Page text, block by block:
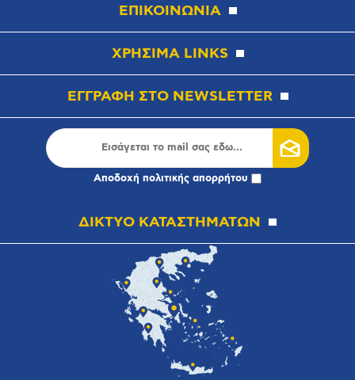
ΕΠΙΚΟΙΝΩΝΙΑ
ΧΡΗΣΙΜΑ LINKS
ΕΓΓΡΑΦΗ ΣΤΟ NEWSLETTER
Αποδοχή πολιτικής απορρήτου
ΔΙΚΤΥΟ ΚΑΤΑΣΤΗΜΑΤΩΝ